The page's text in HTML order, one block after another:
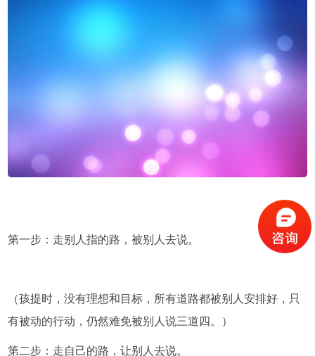
第一步：走别人指的路，被别人去说。
（孩提时，没有理想和目标，所有道路都被别人安排好，只
有被动的行动，仍然难免被别人说三道四。）
第二步：走自己的路，让别人去说。